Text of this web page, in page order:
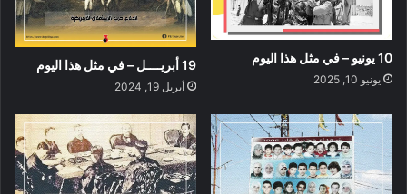
10 يونيو – في مثل هذا اليوم
يونيو 10, 2025
19 أبريــــل – في مثل هذا اليوم
أبريل 19, 2024